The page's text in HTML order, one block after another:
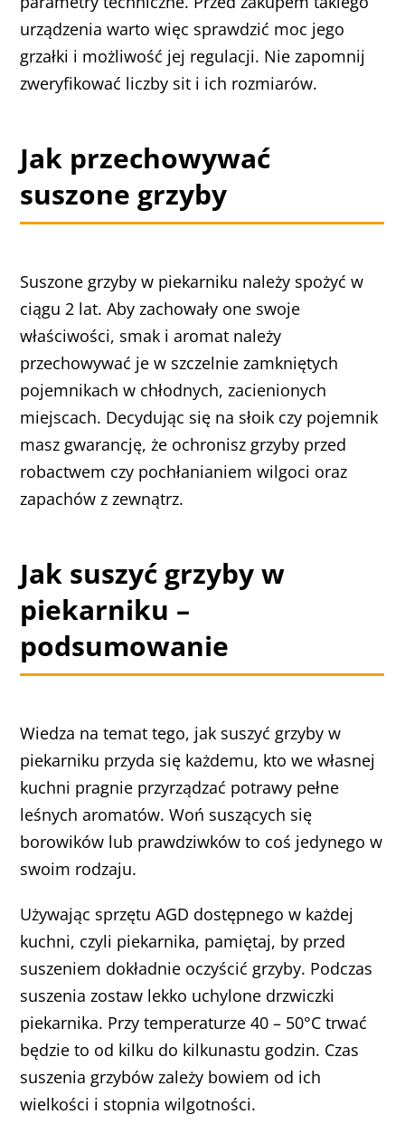
urządzenia warto więc sprawdzić moc jego
grzałki i możliwość jej regulacji. Nie zapomnij
zweryfikować liczby sit i ich rozmiarów.
Jak przechowywać
suszone grzyby
Suszone grzyby w piekarniku należy spożyć w
ciągu 2 lat. Aby zachowały one swoje
właściwości, smak i aromat należy
przechowywać je w szczelnie zamkniętych
pojemnikach w chłodnych, zacienionych
miejscach. Decydując się na słoik czy pojemnik
masz gwarancję, że ochronisz grzyby przed
robactwem czy pochłanianiem wilgoci oraz
zapachów z zewnątrz.
Jak suszyć grzyby w
piekarniku –
podsumowanie
Wiedza na temat tego, jak suszyć grzyby w
piekarniku przyda się każdemu, kto we własnej
kuchni pragnie przyrządzać potrawy pełne
leśnych aromatów. Woń suszących się
borowików lub prawdziwków to coś jedynego w
swoim rodzaju.
Używając sprzętu AGD dostępnego w każdej
kuchni, czyli piekarnika, pamiętaj, by przed
suszeniem dokładnie oczyścić grzyby. Podczas
suszenia zostaw lekko uchylone drzwiczki
piekarnika. Przy temperaturze 40 – 50°C trwać
będzie to od kilku do kilkunastu godzin. Czas
suszenia grzybów zależy bowiem od ich
wielkości i stopnia wilgotności.